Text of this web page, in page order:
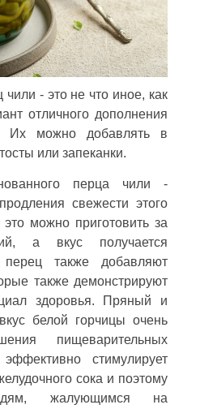
- это не что иное, как
отличного дополнения
Их можно добавлять в
или запеканки.
перца чили -
свежести этого
можно приготовить за
а вкус получается
также добавляют
также демонстрируют
здоровья. Пряный и
белой горчицы очень
пищеварительных
стимулирует
сока и поэтому
жалующимся на